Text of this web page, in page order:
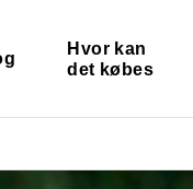
Hvor kan
det købes